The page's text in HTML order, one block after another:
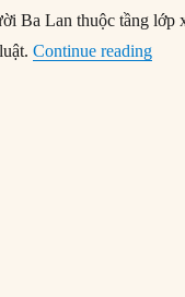
Ba Lan thuộc tầng lớp
Continue reading“19/